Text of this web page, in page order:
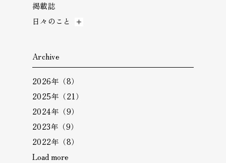
掲載誌
日々のこと
Archive
2026年（8）
2025年（21）
2024年（9）
2023年（9）
2022年（8）
Load more